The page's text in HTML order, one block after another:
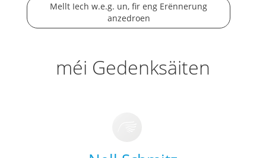
Mellt Iech w.e.g. un, fir eng Erënnerung
anzedroen
méi Gedenksäiten